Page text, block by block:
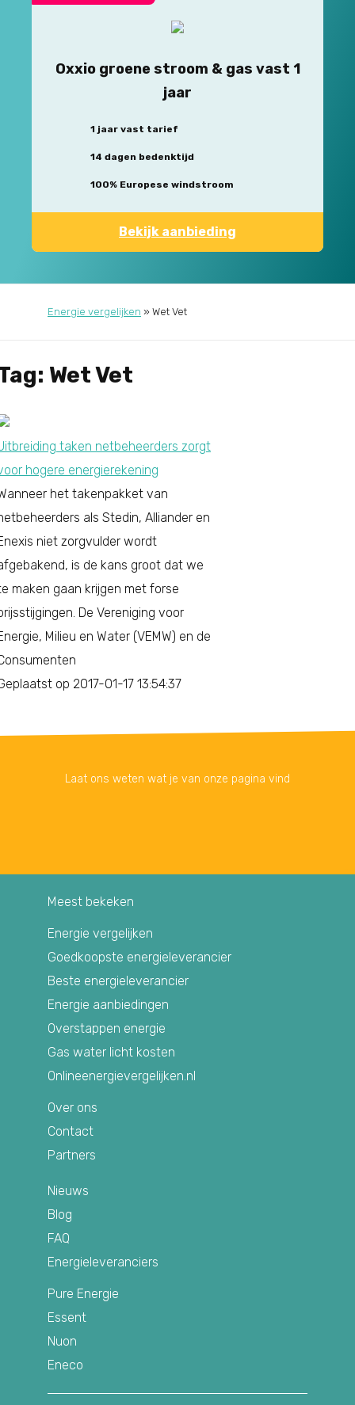
Oxxio groene stroom & gas vast 1
jaar
1 jaar vast tarief
14 dagen bedenktijd
100% Europese windstroom
Bekijk aanbieding
Energie vergelijken » Wet Vet
Wet Vet
taken netbeheerders zorgt
hogere energierekening
het takenpakket van
als Stedin, Alliander en
niet zorgvulder wordt
is de kans groot dat we
maken gaan krijgen met forse
De Vereniging voor
Milieu en Water (VEMW) en de
op 2017-01-17 13:54:37
Laat ons weten wat je van onze pagina vind
Meest bekeken
Energie vergelijken
Goedkoopste energieleverancier
Beste energieleverancier
Energie aanbiedingen
Overstappen energie
Gas water licht kosten
Onlineenergievergelijken.nl
Over ons
Contact
Partners
Nieuws
Blog
FAQ
Energieleveranciers
Pure Energie
Essent
Nuon
Eneco